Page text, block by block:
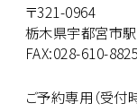
〒321-0964
栃木県宇都宮市
FAX:028-610-8825
ご予約専用（受付